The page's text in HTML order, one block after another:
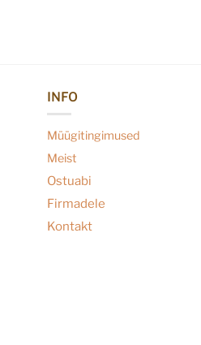
INFO
Müügitingimused
Meist
Ostuabi
Firmadele
Kontakt